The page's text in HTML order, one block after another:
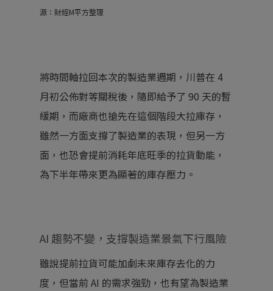
源：財經M平方整理
將時間軸拉回本次的製造業週期，川普在 4
月初公佈對等關稅後，隨即給予了 90 天的暫
緩期，而廠商也搶先在這個階段大拉庫存，
雖然一方面支撐了製造業的表現，但另一方
面，也恐會提前消耗年底旺季的拉貨動能，
為下半年帶來更為顯著的庫存壓力。
AI 趨勢不變，支撐製造業景氣下行風險
雖說提前拉貨可能加劇未來庫存去化的力
度，但當前 AI 的需求強勁，也有望為製造業